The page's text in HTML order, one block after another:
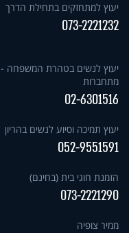
יעוץ למתחזקים בתחילת הדרך
073-2221232
יעוץ לנשים בטהרת המשפחה -
מתחברות
02-6301516
יעוץ תמיכה וסיוע לנשים בהריון
052-9551591
הזמנת חוגי בית (בחינם)
073-2221290
ממיר צופיה